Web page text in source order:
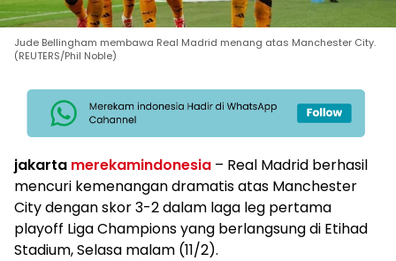
Jude Bellingham membawa Real Madrid menang atas Manchester City.
(REUTERS/Phil Noble)
jakarta merekamindonesia – Real Madrid berhasil
mencuri kemenangan dramatis atas Manchester
City dengan skor 3-2 dalam laga leg pertama
playoff Liga Champions yang berlangsung di Etihad
Stadium, Selasa malam (11/2).